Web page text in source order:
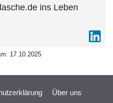
ins Leben
17.10.2025
Über uns